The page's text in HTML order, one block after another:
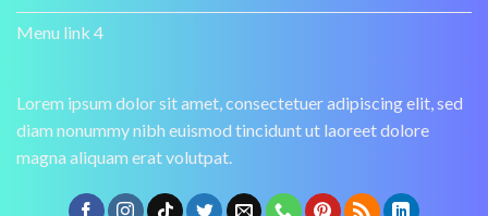
Menu link 4
Lorem ipsum dolor sit amet, consectetuer adipiscing elit, sed
diam nonummy nibh euismod tincidunt ut laoreet dolore
magna aliquam erat volutpat.